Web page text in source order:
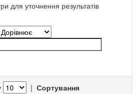
для уточнення результатів
| Сортування